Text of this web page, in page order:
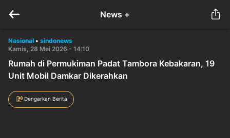
News +
Nasional • sindonews
Kamis, 28 Mei 2026 - 14:10
Rumah di Permukiman Padat Tambora Kebakaran, 19
Unit Mobil Damkar Dikerahkan
Dengarkan Berita